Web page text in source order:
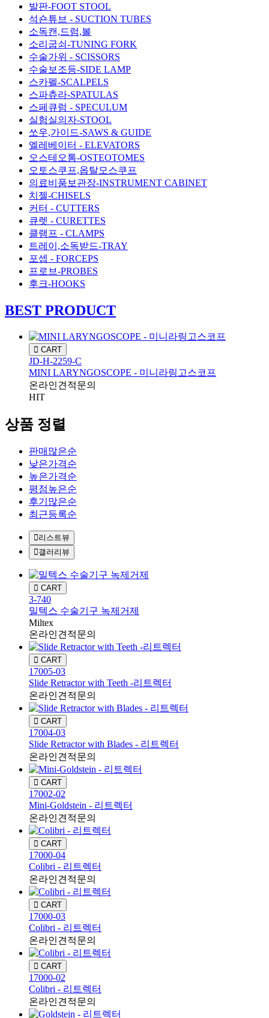
발판-FOOT STOOL
석숀튜브 - SUCTION TUBES
소독캔,드럼,볼
소리굽쇠-TUNING FORK
수술가위 - SCISSORS
수술보조등-SIDE LAMP
스카펠-SCALPELS
스파츄라-SPATULAS
스페큐럼 - SPECULUM
실험실의자-STOOL
쏘우,가이드-SAWS & GUIDE
엘레베이터 - ELEVATORS
오스테오톰-OSTEOTOMES
오토스쿠프,옵탈모스쿠프
의료비품보관장-INSTRUMENT CABINET
치젤-CHISELS
커터 - CUTTERS
큐렛 - CURETTES
클램프 - CLAMPS
트레이,소독받드-TRAY
포셉 - FORCEPS
프로브-PROBES
후크-HOOKS
BEST PRODUCT
CART
JD-H-2259-C
MINI LARYNGOSCOPE - 미니라링고스코프
온라인견적문의
HIT
상품 정렬
판매많은순
낮은가격순
높은가격순
평점높은순
후기많은순
최근등록순
리스트뷰
갤러리뷰
CART
3-740
밀텍스 수술기구 녹제거제
Miltex
온라인견적문의
CART
17005-03
Slide Retractor with Teeth -리트렉터
온라인견적문의
CART
17004-03
Slide Retractor with Blades - 리트렉터
온라인견적문의
CART
17002-02
Mini-Goldstein - 리트렉터
온라인견적문의
CART
17000-04
Colibri - 리트렉터
온라인견적문의
CART
17000-03
Colibri - 리트렉터
온라인견적문의
CART
17000-02
Colibri - 리트렉터
온라인견적문의